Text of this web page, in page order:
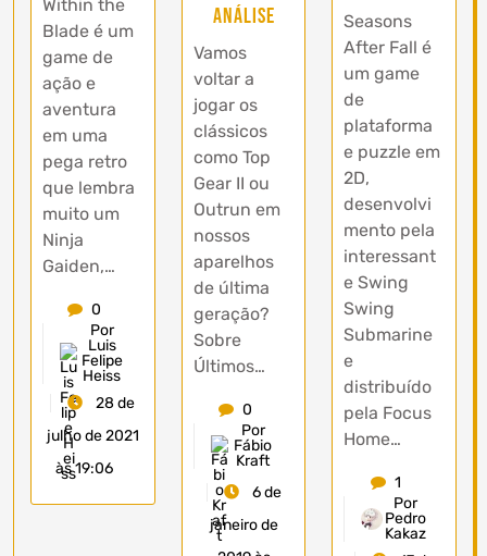
Within the
Blade é um
game de
ação e
aventura
em uma
pega retro
que lembra
muito um
Ninja
Gaiden,…
0
Por
Luis
Felipe
Heiss
28 de
julho de 2021
às 19:06
Análise
Vamos
voltar a
jogar os
clássicos
como Top
Gear II ou
Outrun em
nossos
aparelhos
de última
geração?
Sobre
Últimos…
0
Por
Fábio
Kraft
6 de
janeiro de
Seasons
After Fall é
um game
de
plataforma
e puzzle em
2D,
desenvolvi
mento pela
interessant
e Swing
Swing
Submarine
e
distribuído
pela Focus
Home…
1
Por
Pedro
Kakaz